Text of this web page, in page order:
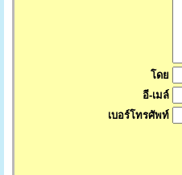
โดย
อี-เมล์
เบอร์โทรศัพท์